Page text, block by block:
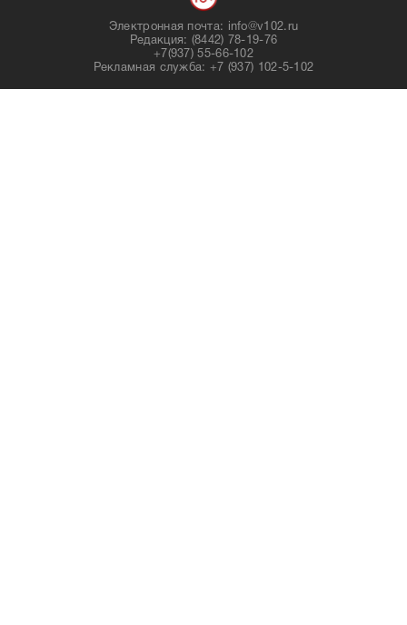
Электронная почта: info@v102.ru
Редакция: (8442) 78-19-76
+7(937) 55-66-102
Рекламная служба: +7 (937) 102-5-102